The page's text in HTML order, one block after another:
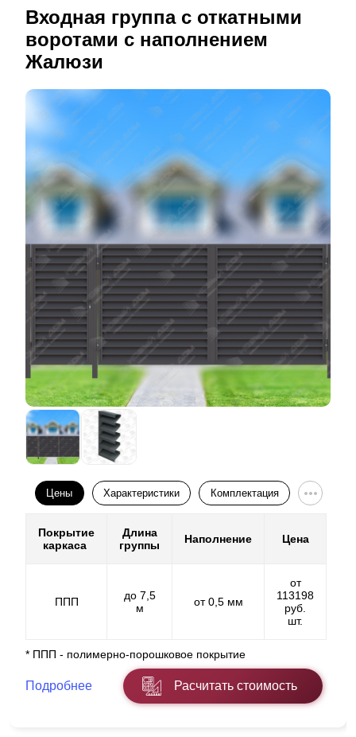
Входная группа с откатными
воротами с наполнением
Жалюзи
Цены Характеристики Комплектация
Покрытие
каркаса
Длина
группы
Наполнение Цена
ППП
до 7,5
м
от 0,5 мм
от
113198
руб.
шт.
* ППП - полимерно-порошковое покрытие
Подробнее Расчитать стоимость